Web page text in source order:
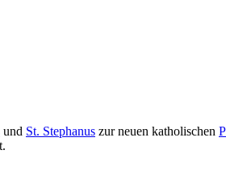
und St. Stephanus zur neuen katholischen